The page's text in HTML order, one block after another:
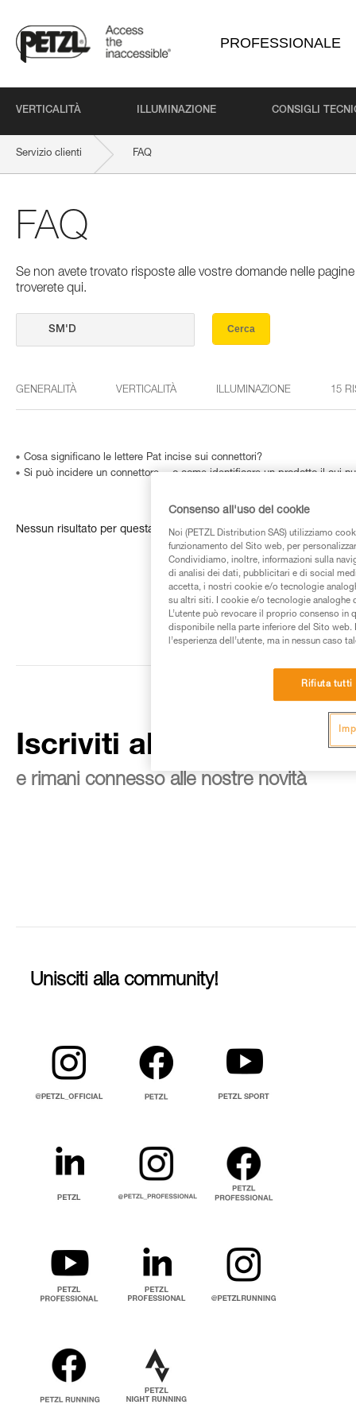
PROFESSIONALE
VERTICALITÀ ILLUMINAZIONE CONSIGLI
Servizio clienti FAQ
FAQ
Se non avete trovato risposte alle vostre domande nelle
troverete qui.
Cerca
GENERALITÀ VERTICALITÀ ILLUMINAZIONE 15
Cosa significano le lettere Pat incise sui connettori?
Si può incidere un connettore… o come identificare un prodotto il cui
Nessun risultato per questa ricerca
Iscriviti alla newsletter
e rimani connesso alle nostre novità
Unisciti alla community!
Consenso all'uso dei cookie
Noi (PETZL Distribution SAS) utilizziamo
funzionamento del Sito web, per
Condividiamo, inoltre, informazioni sulla
di analisi dei dati, pubblicitari e di social
accetta, i nostri cookie e/o tecnologie
su altri siti. I cookie e/o tecnologie analoghe
L’utente può revocare il proprio consenso
disponibile nella parte inferiore del Sito
l’esperienza dell’utente, ma in nessun caso
Rifiuta tutti